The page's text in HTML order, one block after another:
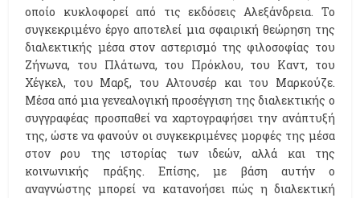
οποίο κυκλοφορεί από τις εκδόσεις Αλεξάνδρεια. Το
συγκεκριμένο έργο αποτελεί μια σφαιρική θεώρηση της
διαλεκτικής μέσα στον αστερισμό της φιλοσοφίας του
Ζήνωνα, του Πλάτωνα, του Πρόκλου, του Καντ, του
Χέγκελ, του Μαρξ, του Αλτουσέρ και του Μαρκούζε.
Μέσα από μια γενεαλογική προσέγγιση της διαλεκτικής ο
συγγραφέας προσπαθεί να χαρτογραφήσει την ανάπτυξή
της, ώστε να φανούν οι συγκεκριμένες μορφές της μέσα
στον ρου της ιστορίας των ιδεών, αλλά και της
κοινωνικής πράξης. Επίσης, με βάση αυτήν ο
αναγνώστης μπορεί να κατανοήσει πώς η διαλεκτική